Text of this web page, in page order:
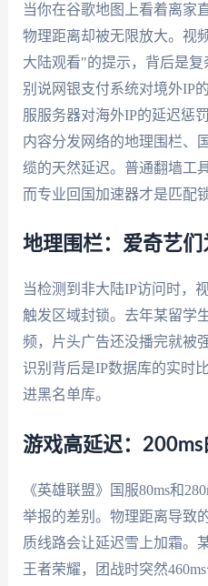
当你在谷歌地图上看着离家
物理距离却被无限放大。视
大陆观看"的提示，背后是
别说网银支付系统对境外IP
服服务器对海外IP的延迟惩
内容分发网络的地理围栏、
缆的天然延迟。普通翻墙工
而专业回国加速器才是匹配
地理围栏：爱奇艺
当检测到非大陆IP访问时，
触发区域封锁。去年某留学
频，片头广告还没播完就被
识别背后是IP数据库的实时
进黑名单库。
游戏高延迟：
《英雄联盟》国服80ms和
举报的差别。物理距离导致
质线路会让延迟雪上加霜。
王者荣耀，团战时突然